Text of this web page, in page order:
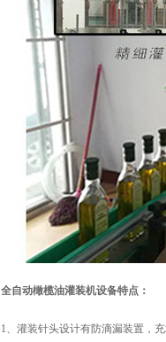
全自动橄榄油灌装机设备特点：
1、灌装针头设计有防滴漏装置，